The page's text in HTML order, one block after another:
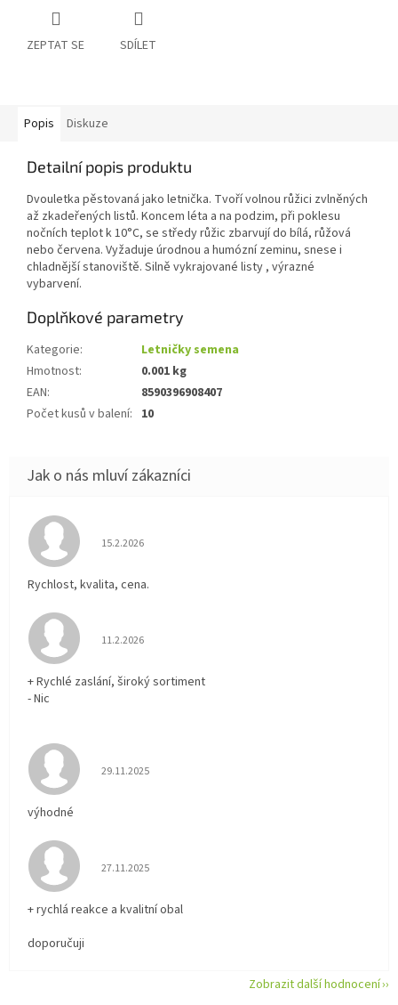
ZEPTAT SE SDÍLET
Popis Diskuze
Detailní popis produktu
Dvouletka pěstovaná jako letnička. Tvoří volnou růžici zvlněných
až zkadeřených listů. Koncem léta a na podzim, při poklesu
nočních teplot k 10°C, se středy růžic zbarvují do bílá, růžová
nebo červena. Vyžaduje úrodnou a humózní zeminu, snese i
chladnější stanoviště. Silně vykrajované listy , výrazné
vybarvení.
Doplňkové parametry
Kategorie:
Letničky semena
Hmotnost:
0.001 kg
EAN:
8590396908407
Počet kusů v balení: 10
Hodnocení obchodu je 5 z 5 hvězdiček.
15.2.2026
Rychlost, kvalita, cena.
Hodnocení obchodu je 5 z 5 hvězdiček.
11.2.2026
+ Rychlé zaslání, široký sortiment
- Nic
Hodnocení obchodu je 5 z 5 hvězdiček.
29.11.2025
výhodné
Hodnocení obchodu je 5 z 5 hvězdiček.
27.11.2025
+ rychlá reakce a kvalitní obal
doporučuji
Zobrazit další hodnocení